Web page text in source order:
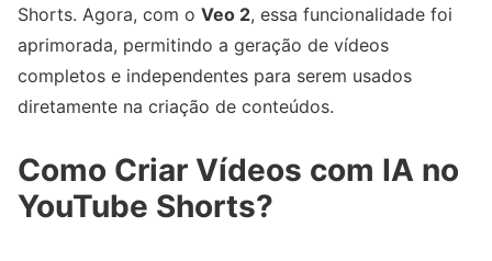
Shorts. Agora, com o Veo 2, essa funcionalidade foi
aprimorada, permitindo a geração de vídeos
completos e independentes para serem usados
diretamente na criação de conteúdos.
Como Criar Vídeos com IA no
YouTube Shorts?